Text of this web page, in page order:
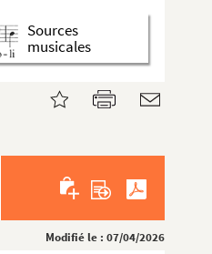
Sources
musicales
Modifié le : 07/04/2026